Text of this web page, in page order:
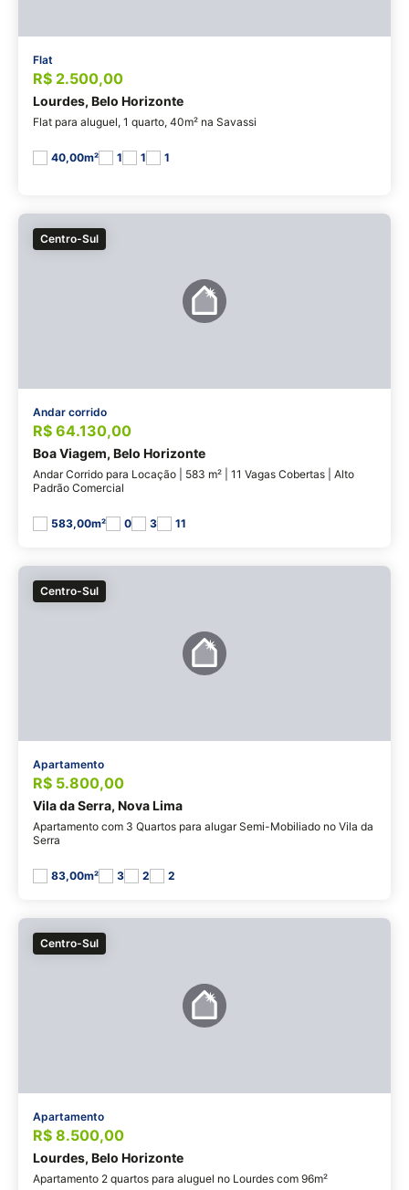
Flat
R$ 2.500,00
Lourdes, Belo Horizonte
Flat para aluguel, 1 quarto, 40m² na Savassi
40,00m² 1 1 1
Centro-Sul
Andar corrido
R$ 64.130,00
Boa Viagem, Belo Horizonte
Andar Corrido para Locação | 583 m² | 11 Vagas Cobertas | Alto
Padrão Comercial
583,00m² 0 3 11
Centro-Sul
Apartamento
R$ 5.800,00
Vila da Serra, Nova Lima
Apartamento com 3 Quartos para alugar Semi-Mobiliado no Vila da
Serra
83,00m² 3 2 2
Centro-Sul
Apartamento
R$ 8.500,00
Lourdes, Belo Horizonte
Apartamento 2 quartos para aluguel no Lourdes com 96m²